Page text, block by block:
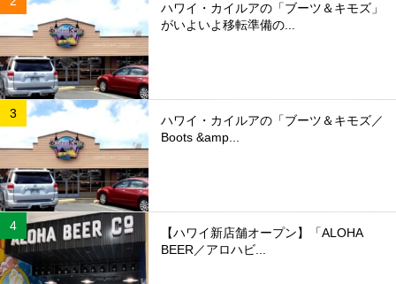
ハワイ・カイルアの「ブーツ＆キモズ」
がいよいよ移転準備の...
ハワイ・カイルアの「ブーツ＆キモズ／
Boots &amp...
【ハワイ新店舗オープン】「ALOHA
BEER／アロハビ...